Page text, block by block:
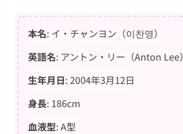
本名: イ・チャンヨン（이찬영）
英語名: アントン・リー（Anton Lee）
生年月日: 2004年3月12日
身長: 186cm
血液型: A型